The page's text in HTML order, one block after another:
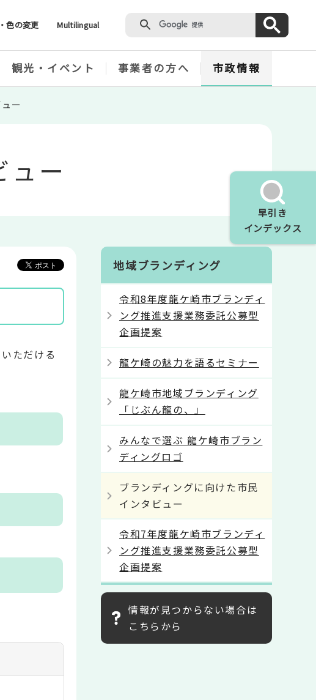
色の変更 Multilingual
早引き
インデックス
観光・イベント 事業者の方へ 市政情報
ー
ュー
ただける
地域ブランディング
令和8年度龍ケ崎市ブランディ
ング推進支援業務委託公募型
企画提案
龍ケ崎の魅力を語るセミナー
龍ケ崎市地域ブランディング
「じぶん龍の、」
みんなで選ぶ 龍ケ崎市ブラン
ディングロゴ
ブランディングに向けた市民
インタビュー
令和7年度龍ケ崎市ブランディ
ング推進支援業務委託公募型
企画提案
情報が見つからない場合は
こちらから